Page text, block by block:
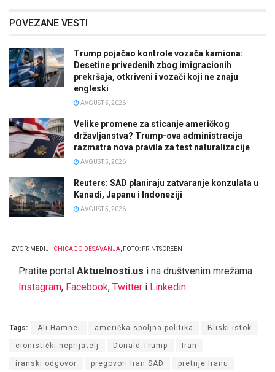
POVEZANE VESTI
Trump pojačao kontrole vozača kamiona:
Desetine privedenih zbog imigracionih
prekršaja, otkriveni i vozači koji ne znaju
engleski
AVGUST 5, 2026
Velike promene za sticanje američkog
državljanstva? Trump-ova administracija
razmatra nova pravila za test naturalizacije
AVGUST 5, 2026
Reuters: SAD planiraju zatvaranje konzulata u
Kanadi, Japanu i Indoneziji
AVGUST 5, 2026
IZVOR: MEDIJI, CHICAGO DESAVANJA, FOTO: PRINTSCREEN
Pratite portal Aktuelnosti.us i na društvenim mrežama
Instagram, Facebook, Twitter i Linkedin.
Tags: Ali Hamnei američka spoljna politika Bliski istok
cionistički neprijatelj Donald Trump Iran
iranski odgovor pregovori Iran SAD pretnje Iranu